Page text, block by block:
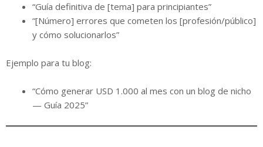
“Guía definitiva de [tema] para principiantes”
“[Número] errores que cometen los [profesión/público]
y cómo solucionarlos”
Ejemplo para tu blog:
“Cómo generar USD 1.000 al mes con un blog de nicho
— Guía 2025”